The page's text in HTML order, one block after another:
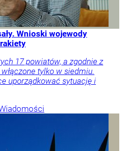
Wnioski wojewody
17 powiatów, a zgodnie z
tylko w siedmiu.
uporządkować sytuację i